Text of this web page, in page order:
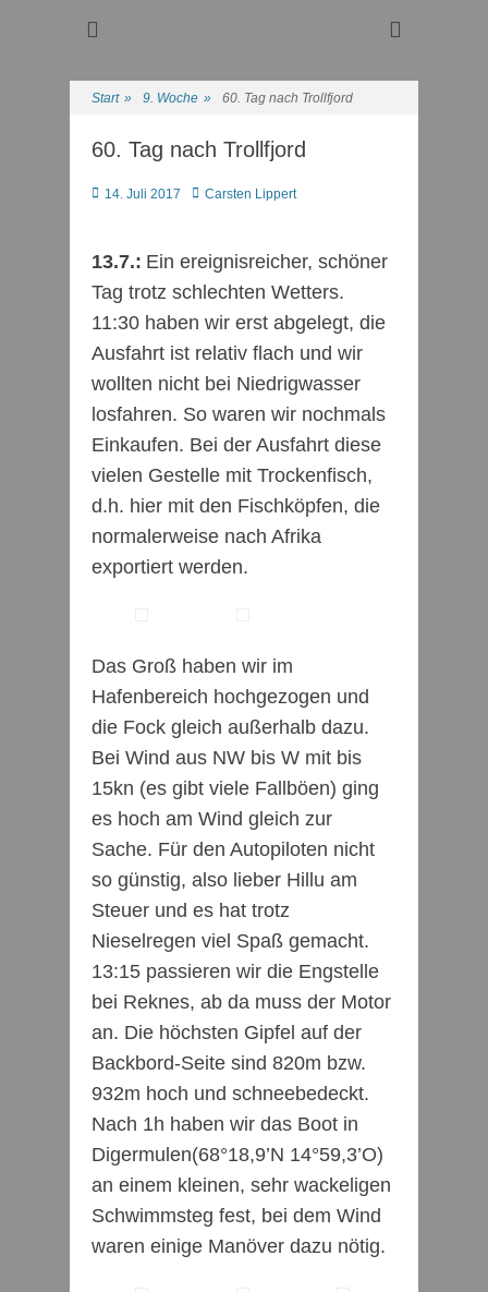
Wassersport-Verein
Regattasport und Wasserwandern - Freizeit mit der ganzen
Start » 9. Woche » 60. Tag nach Trollfjord
60. Tag nach Trollfjord
Posted
14. Juli 2017 AutorCarsten Lippert
13.7.: Ein ereignisreicher, schöner
Tag trotz schlechten Wetters.
11:30 haben wir erst abgelegt, die
Ausfahrt ist relativ flach und wir
wollten nicht bei Niedrigwasser
losfahren. So waren wir nochmals
Einkaufen. Bei der Ausfahrt diese
vielen Gestelle mit Trockenfisch,
d.h. hier mit den Fischköpfen, die
normalerweise nach Afrika
exportiert werden.
Das Groß haben wir im
Hafenbereich hochgezogen und
die Fock gleich außerhalb dazu.
Bei Wind aus NW bis W mit bis
15kn (es gibt viele Fallböen) ging
es hoch am Wind gleich zur
Sache. Für den Autopiloten nicht
so günstig, also lieber Hillu am
Steuer und es hat trotz
Nieselregen viel Spaß gemacht.
13:15 passieren wir die Engstelle
bei Reknes, ab da muss der Motor
an. Die höchsten Gipfel auf der
Backbord-Seite sind 820m bzw.
932m hoch und schneebedeckt.
Nach 1h haben wir das Boot in
Digermulen(68°18,9’N 14°59,3’O)
an einem kleinen, sehr wackeligen
Schwimmsteg fest, bei dem Wind
waren einige Manöver dazu nötig.